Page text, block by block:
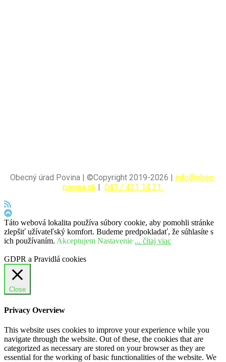
Obecný úrad Povina | ©Copyright 2019-2026 | info@obec-
povina.sk
041 / 421 14 21
Táto webová lokalita používa súbory cookie, aby pomohli stránke
zlepšiť užívateľský komfort. Budeme predpokladať, že súhlasíte s
ich používaním. Akceptujem Nastavenie ... čítaj viac
GDPR a Pravidlá cookies
Close
Privacy Overview
This website uses cookies to improve your experience while you
navigate through the website. Out of these, the cookies that are
categorized as necessary are stored on your browser as they are
essential for the working of basic functionalities of the website. We